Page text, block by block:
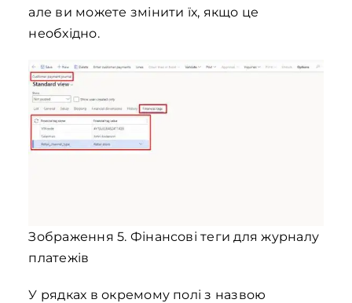
але ви можете змінити їх, якщо це
необхідно.
Зображення 5. Фінансові теги для журналу
платежів
У рядках в окремому полі з назвою